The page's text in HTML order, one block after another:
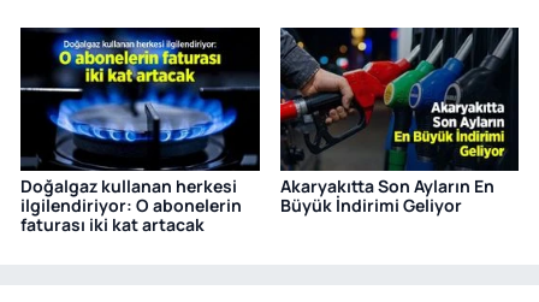
Doğalgaz kullanan herkesi
ilgilendiriyor: O abonelerin
faturası iki kat artacak
Akaryakıtta Son Ayların En
Büyük İndirimi Geliyor